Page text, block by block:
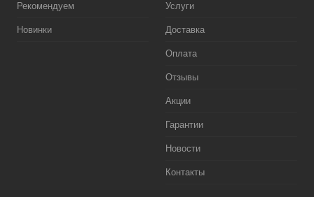
Рекомендуем
Новинки
Услуги
Доставка
Оплата
Отзывы
Акции
Гарантии
Новости
Контакты